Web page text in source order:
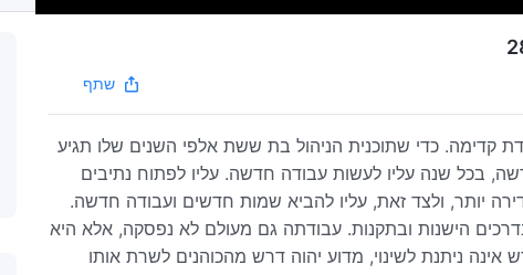
שתף
קדימה. כדי שתוכנית הניהול בת ששת אלפי השנים שלו תגיע
בכל שנה עליו לעשות עבודה חדשה. עליו לפתוח נתיבים
יותר, ולצד זאת, עליו להביא שמות חדשים ועבודה חדשה.
הישנות ובתקנות. עבודתה גם מעולם לא נפסקה, אלא היא
ניתנת לשינוי, מדוע יהוה דרש מהכוהנים לשרת אותו